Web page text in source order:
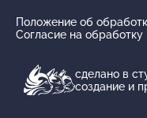
Положение об
Согласие на
сделано в
создание и